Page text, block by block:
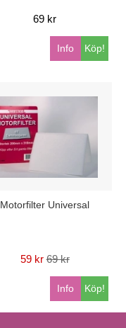
69 kr
Köp!
Info
Motorfilter Universal
59 kr 69 kr
Köp!
Info